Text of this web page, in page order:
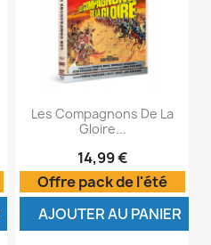
Les Compagnons De La
Gloire...
14,99 €
Offre pack de l'été
AJOUTER AU PANIER